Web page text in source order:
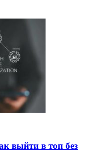
выйти в топ без